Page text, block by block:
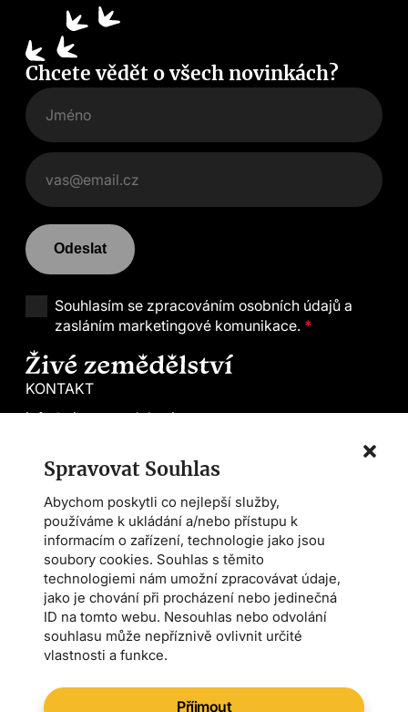
Spravovat Souhlas
Abychom poskytli co nejlepší služby,
používáme k ukládání a/nebo přístupu k
informacím o zařízení, technologie jako jsou
soubory cookies. Souhlas s těmito
technologiemi nám umožní zpracovávat údaje,
jako je chování při procházení nebo jedinečná
ID na tomto webu. Nesouhlas nebo odvolání
souhlasu může nepříznivě ovlivnit určité
vlastnosti a funkce.
Příjmout
KONTAKT
info@zivezemedelstvi.cz
Demeter CS
Farmářská škola
Asociace AMPI
Magazín
Kalendář akcí
Symposium
Chcete vědět o všech novinkách?
Odeslat
Souhlasím se zpracováním osobních údajů a
zasláním marketingové komunikace. *